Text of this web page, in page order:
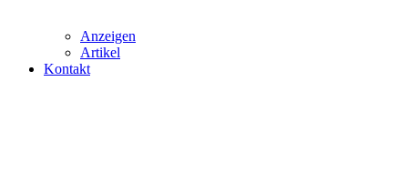
Anzeigen
Artikel
Kontakt